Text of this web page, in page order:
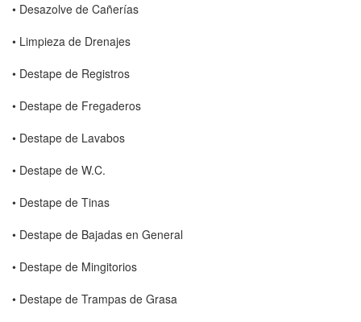
• Desazolve de Cañerías
• Limpieza de Drenajes
• Destape de Registros
• Destape de Fregaderos
• Destape de Lavabos
• Destape de W.C.
• Destape de Tinas
• Destape de Bajadas en General
• Destape de Mingitorios
• Destape de Trampas de Grasa